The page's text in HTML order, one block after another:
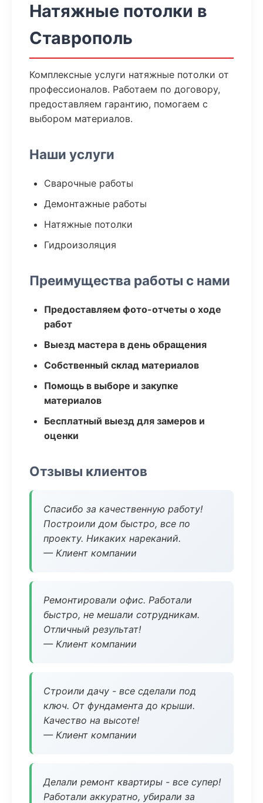
Натяжные потолки в
Ставрополь
Комплексные услуги натяжные потолки от
профессионалов. Работаем по договору,
предоставляем гарантию, помогаем с
выбором материалов.
Наши услуги
Сварочные работы
Демонтажные работы
Натяжные потолки
Гидроизоляция
Преимущества работы с нами
Предоставляем фото-отчеты о ходе
работ
Выезд мастера в день обращения
Собственный склад материалов
Помощь в выборе и закупке
материалов
Бесплатный выезд для замеров и
оценки
Отзывы клиентов
Спасибо за качественную работу!
Построили дом быстро, все по
проекту. Никаких нареканий.
— Клиент компании
Ремонтировали офис. Работали
быстро, не мешали сотрудникам.
Отличный результат!
— Клиент компании
Строили дачу - все сделали под
ключ. От фундамента до крыши.
Качество на высоте!
— Клиент компании
Делали ремонт квартиры - все супер!
Работали аккуратно, убирали за